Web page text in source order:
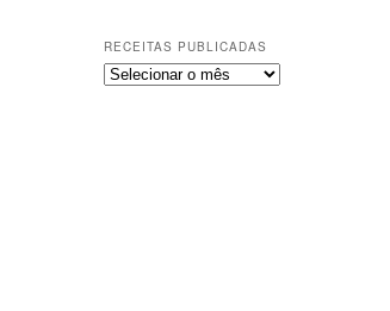
RECEITAS PUBLICADAS
Receitas